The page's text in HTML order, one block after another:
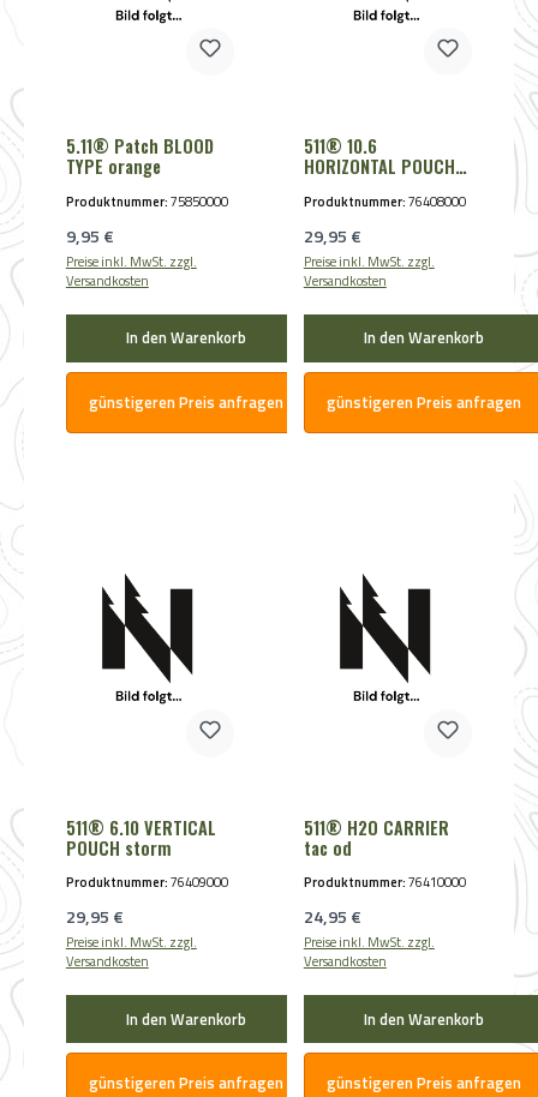
5.11® Patch BLOOD
TYPE orange
Produktnummer:75850000
Regulärer Preis:
9,95 €
Preise inkl. MwSt. zzgl.
Versandkosten
In den Warenkorb
günstigeren Preis anfragen
511® 10.6
HORIZONTAL POUCH
Produktnummer:76408000
Regulärer Preis:
29,95 €
Preise inkl. MwSt. zzgl.
Versandkosten
In den Warenkorb
günstigeren Preis anfragen
511® 6.10 VERTICAL
POUCH storm
Produktnummer:76409000
Regulärer Preis:
29,95 €
Preise inkl. MwSt. zzgl.
Versandkosten
In den Warenkorb
günstigeren Preis anfragen
511® H2O CARRIER
tac od
Produktnummer:76410000
Regulärer Preis:
24,95 €
Preise inkl. MwSt. zzgl.
Versandkosten
In den Warenkorb
günstigeren Preis anfragen